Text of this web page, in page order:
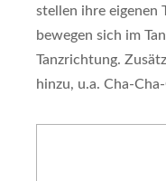
stellen ihre eigenen
bewegen sich im
Tanzrichtung.
hinzu, u.a. Cha-